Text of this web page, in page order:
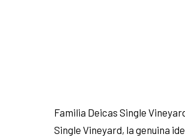
Familia Deicas Single
Single Vineyard, la genuina